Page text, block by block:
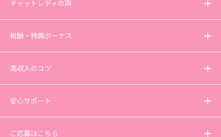
チャットレディの声
報酬・特典ボーナス
高収入のコツ
安心サポート
ご応募はこちら